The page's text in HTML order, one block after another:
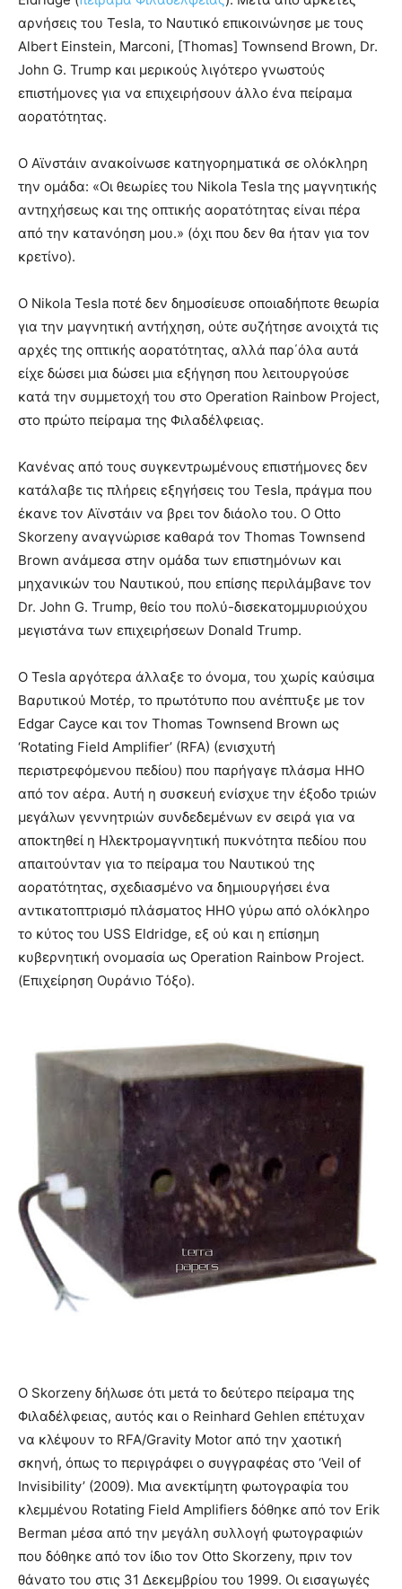
αρνήσεις του Tesla, το Ναυτικό επικοινώνησε με τους
Albert Einstein, Marconi, [Thomas] Townsend Brown, Dr.
John G. Trump και μερικούς λιγότερο γνωστούς
επιστήμονες για να επιχειρήσουν άλλο ένα πείραμα
αορατότητας.
Ο Αϊνστάιν ανακοίνωσε κατηγορηματικά σε ολόκληρη
την ομάδα: «Οι θεωρίες του Nikola Tesla της μαγνητικής
αντηχήσεως και της οπτικής αορατότητας είναι πέρα
από την κατανόηση μου.» (όχι που δεν θα ήταν για τον
κρετίνο).
Ο Nikola Tesla ποτέ δεν δημοσίευσε οποιαδήποτε θεωρία
για την μαγνητική αντήχηση, ούτε συζήτησε ανοιχτά τις
αρχές της οπτικής αορατότητας, αλλά παρ΄όλα αυτά
είχε δώσει μια δώσει μια εξήγηση που λειτουργούσε
κατά την συμμετοχή του στο Operation Rainbow Project,
στο πρώτο πείραμα της Φιλαδέλφειας.
Κανένας από τους συγκεντρωμένους επιστήμονες δεν
κατάλαβε τις πλήρεις εξηγήσεις του Tesla, πράγμα που
έκανε τον Αϊνστάιν να βρει τον διάολο του. Ο Otto
Skorzeny αναγνώρισε καθαρά τον Thomas Townsend
Brown ανάμεσα στην ομάδα των επιστημόνων και
μηχανικών του Ναυτικού, που επίσης περιλάμβανε τον
Dr. John G. Trump, θείο του πολύ-δισεκατομμυριούχου
μεγιστάνα των επιχειρήσεων Donald Trump.
Ο Tesla αργότερα άλλαξε το όνομα, του χωρίς καύσιμα
Βαρυτικού Μοτέρ, το πρωτότυπο που ανέπτυξε με τον
Edgar Cayce και τον Thomas Townsend Brown ως
‘Rotating Field Amplifier’ (RFA) (ενισχυτή
περιστρεφόμενου πεδίου) που παρήγαγε πλάσμα ΗΗΟ
από τον αέρα. Αυτή η συσκευή ενίσχυε την έξοδο τριών
μεγάλων γεννητριών συνδεδεμένων εν σειρά για να
αποκτηθεί η Ηλεκτρομαγνητική πυκνότητα πεδίου που
απαιτούνταν για το πείραμα του Ναυτικού της
αορατότητας, σχεδιασμένο να δημιουργήσει ένα
αντικατοπτρισμό πλάσματος ΗΗΟ γύρω από ολόκληρο
το κύτος του USS Eldridge, εξ ού και η επίσημη
κυβερνητική ονομασία ως Operation Rainbow Project.
(Επιχείρηση Ουράνιο Τόξο).
Ο Skorzeny δήλωσε ότι μετά το δεύτερο πείραμα της
Φιλαδέλφειας, αυτός και ο Reinhard Gehlen επέτυχαν
να κλέψουν το RFA/Gravity Motor από την χαοτική
σκηνή, όπως το περιγράφει ο συγγραφέας στο ‘Veil of
Invisibility’ (2009). Μια ανεκτίμητη φωτογραφία του
κλεμμένου Rotating Field Amplifiers δόθηκε από τον Erik
Berman μέσα από την μεγάλη συλλογή φωτογραφιών
που δόθηκε από τον ίδιο τον Otto Skorzeny, πριν τον
θάνατο του στις 31 Δεκεμβρίου του 1999. Οι εισαγωγές